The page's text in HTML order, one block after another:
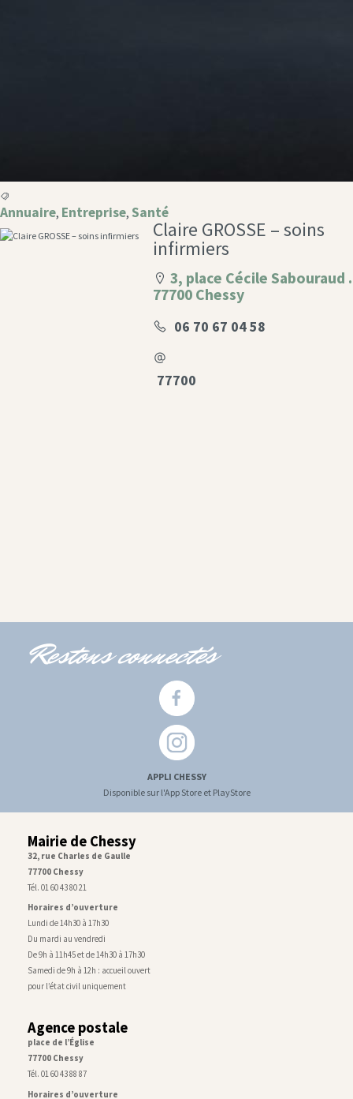
Annuaire, Entreprise, Santé
Claire GROSSE – soins
infirmiers
3, place Cécile Sabouraud .
77700 Chessy
06 70 67 04 58
77700
Restons connectés
APPLI CHESSY
Disponible sur l'App Store et PlayStore
Mairie de Chessy
32, rue Charles de Gaulle
77700 Chessy
Tél. 01 60 43 80 21
Horaires d’ouverture
Lundi de 14h30 à 17h30
Du mardi au vendredi
De 9h à 11h45 et de 14h30 à 17h30
Samedi de 9h à 12h : accueil ouvert
pour l’état civil uniquement
Agence postale
place de l’Église
77700 Chessy
Tél. 01 60 43 88 87
Horaires d’ouverture